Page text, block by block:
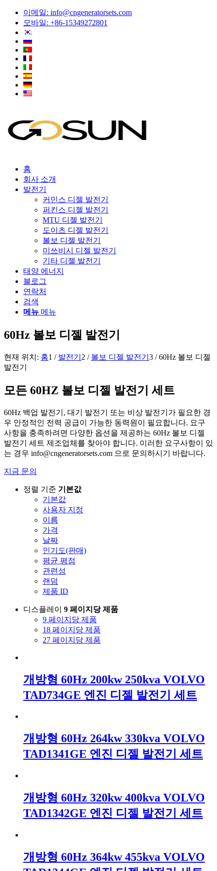
이메일: info@cngeneratorsets.com
모바일: +86-15349272801
홈
회사 소개
발전기
커민스 디젤 발전기
퍼킨스 디젤 발전기
MTU 디젤 발전기
도이츠 디젤 발전기
볼보 디젤 발전기
미쓰비시 디젤 발전기
기타 디젤 발전기
태양 에너지
블로그
연락처
검색
메뉴 메뉴
60Hz 볼보 디젤 발전기
현재 위치: 홈1 / 발전기 2 / 볼보 디젤 발전기 3 / 60Hz 볼보 디젤
발전기
모든 60HZ 볼보 디젤 발전기 세트
60Hz 백업 발전기, 대기 발전기 또는 비상 발전기가 필요한 경
우 안정적인 전력 공급이 가능한 동력원이 필요합니다. 요구
사항을 충족하려면 다양한 옵션을 제공하는 60Hz 볼보 디젤
발전기 세트 제조업체를 찾아야 합니다. 이러한 요구사항이 있
는 경우 info@cngeneratorsets.com 으로 문의하시기 바랍니다.
지금 문의
정렬 기준 기본값
기본값
사용자 지정
이름
가격
날짜
인기도(판매)
평균 평점
관련성
랜덤
제품 ID
디스플레이 9 페이지당 제품
9 페이지당 제품
18 페이지당 제품
27 페이지당 제품
개방형 60Hz 200kw 250kva VOLVO
TAD734GE 엔진 디젤 발전기 세트
개방형 60Hz 264kw 330kva VOLVO
TAD1341GE 엔진 디젤 발전기 세트
개방형 60Hz 320kw 400kva VOLVO
TAD1342GE 엔진 디젤 발전기 세트
개방형 60Hz 364kw 455kva VOLVO